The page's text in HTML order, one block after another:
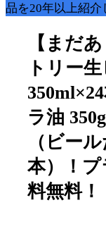
品を20年以上紹
【まだ
トリー
ラ油
（ビー
本）！
料無料！